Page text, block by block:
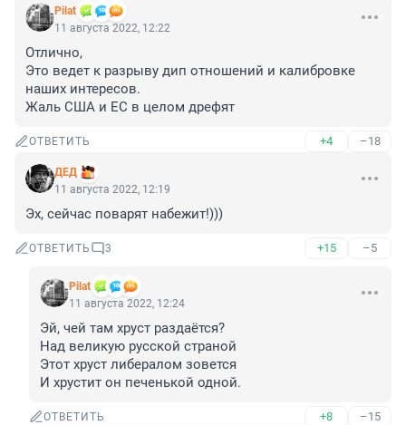
Pilat
11 августа 2022, 12:22
Отлично,
Это ведет к разрыву дип отношений и калибровке
наших интересов.
Жаль США и ЕС в целом дрефят
ОТВЕТИТЬ +4 –18
ДЕД
11 августа 2022, 12:19
Эх, сейчас поварят набежит!)))
ОТВЕТИТЬ 3 +15 –5
Pilat
11 августа 2022, 12:24
Эй, чей там хруст раздаётся?
Над великую русской страной
Этот хруст либералом зовется
И хрустит он печенькой одной.
ОТВЕТИТЬ +8 –15